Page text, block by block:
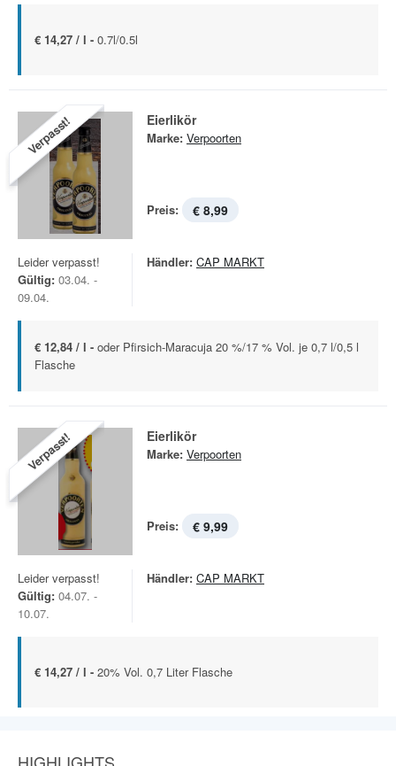
€ 14,27 / l - 0.7l/0.5l
Verpasst! Eierlikör
Marke: Verpoorten
Preis: € 8,99
Leider verpasst!
Gültig: 03.04. -
09.04.
Händler: CAP MARKT
€ 12,84 / l - oder Pfirsich-Maracuja 20 %/17 % Vol. je 0,7 l/0,5 l
Flasche
Verpasst! Eierlikör
Marke: Verpoorten
Preis: € 9,99
Leider verpasst!
Gültig: 04.07. -
10.07.
Händler: CAP MARKT
€ 14,27 / l - 20% Vol. 0,7 Liter Flasche